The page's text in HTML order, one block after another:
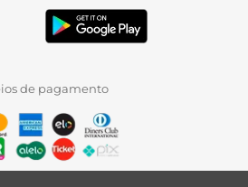
de pagamento